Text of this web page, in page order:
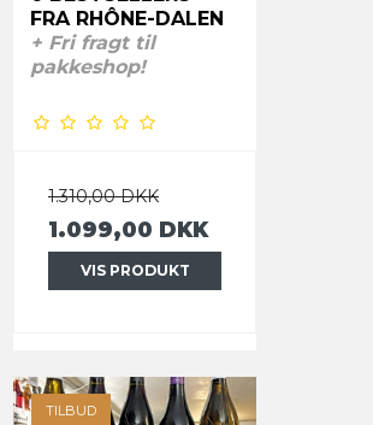
FRA RHÔNE-DALEN
+ Fri fragt til
pakkeshop!
1.310,00 DKK
1.099,00 DKK
VIS PRODUKT
TILBUD